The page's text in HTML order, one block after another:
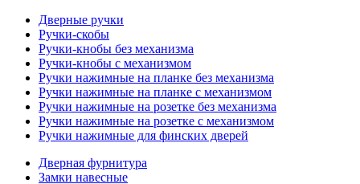
Дверные ручки
Ручки-скобы
Ручки-кнобы без механизма
Ручки-кнобы с механизмом
Ручки нажимные на планке без механизма
Ручки нажимные на планке с механизмом
Ручки нажимные на розетке без механизма
Ручки нажимные на розетке с механизмом
Ручки нажимные для финских дверей
Дверная фурнитура
Замки навесные